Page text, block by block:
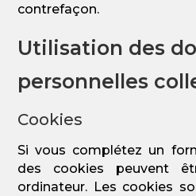
contrefaçon.
Utilisation des
personnelles
Cookies
Si vous complétez un
des cookies peuvent
ordinateur. Les cookies